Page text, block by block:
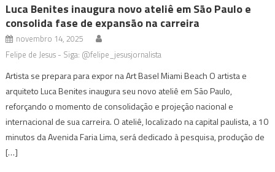
Luca Benites inaugura novo ateliê em São Paulo e
consolida fase de expansão na carreira
novembro 14, 2025
Felipe de Jesus - Siga: @felipe_jesusjornalista
Artista se prepara para expor na Art Basel Miami Beach O artista e
arquiteto Luca Benites inaugura seu novo ateliê em São Paulo,
reforçando o momento de consolidação e projeção nacional e
internacional de sua carreira. O ateliê, localizado na capital paulista, a 10
minutos da Avenida Faria Lima, será dedicado à pesquisa, produção de
[…]